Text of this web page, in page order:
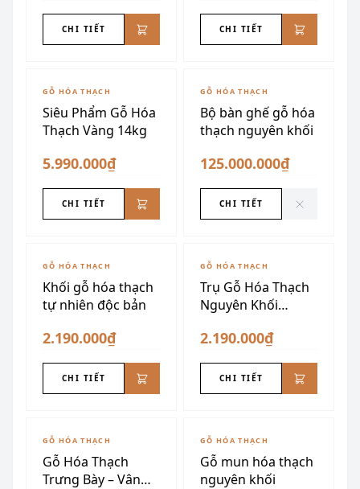
CHI TIẾT CHI TIẾT
GỖ HÓA THẠCH
Siêu Phẩm Gỗ Hóa
Thạch Vàng 14kg
5.990.000₫
CHI TIẾT
ĐÃ SƯU TẦM
GỖ HÓA THẠCH
Bộ bàn ghế gỗ hóa
thạch nguyên khối
125.000.000₫
CHI TIẾT
GỖ HÓA THẠCH
Khối gỗ hóa thạch
tự nhiên độc bản
2.190.000₫
CHI TIẾT
GỖ HÓA THẠCH
Trụ Gỗ Hóa Thạch
Nguyên Khối
2.190.000₫
CHI TIẾT
GỖ HÓA THẠCH
Gỗ Hóa Thạch
Trưng Bày – Vân
GỖ HÓA THẠCH
Gỗ mun hóa thạch
nguyên khối